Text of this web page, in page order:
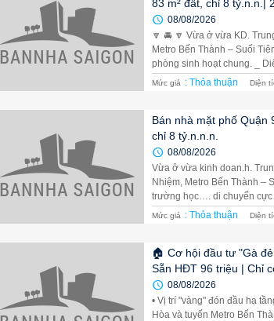
83 m² đất, chỉ 8 tỷ.n.n.|
08/08/2026
🔽 🚘 🔽 Vừa ở vừa KD.
Metro Bến Thành – Suối
phòng sinh hoạt chung. _
Mức giá : Thỏa thuận Diện
Bán nhà mặt phố Quận
chỉ 8 tỷ.n.n.n.
08/08/2026
Vừa ở vừa kinh doan.h.
Nhiệm, Metro Bến Thành –
trường học…. di chuyển cực
Mức giá : Thỏa thuận Diện
🏠 Cơ hội đầu tư "Gà
Sẵn HĐT 96 triệu | Chỉ
08/08/2026
• Vị trí "vàng" đón đầu hạ
Hòa và tuyến Metro Bến